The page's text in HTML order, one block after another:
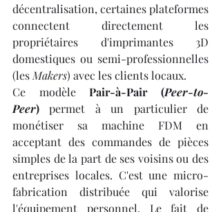
décentralisation, certaines plateformes
connectent directement les
propriétaires d'imprimantes 3D
domestiques ou semi-professionnelles
(les Makers) avec les clients locaux.
Ce modèle Pair-à-Pair (Peer-to-
Peer) permet à un particulier de
monétiser sa machine FDM en
acceptant des commandes de pièces
simples de la part de ses voisins ou des
entreprises locales. C'est une micro-
fabrication distribuée qui valorise